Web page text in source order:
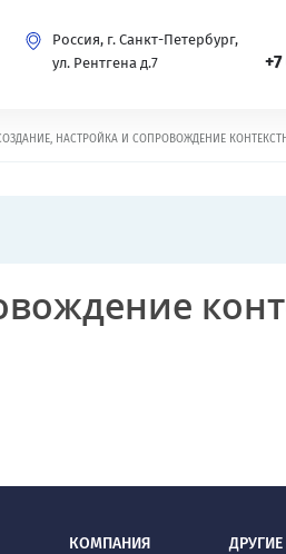
Россия, г. Санкт-Петербург,
ул. Рентгена д.7
НАСТРОЙКА И СОПРОВОЖДЕНИЕ
КОМПАНИЯ